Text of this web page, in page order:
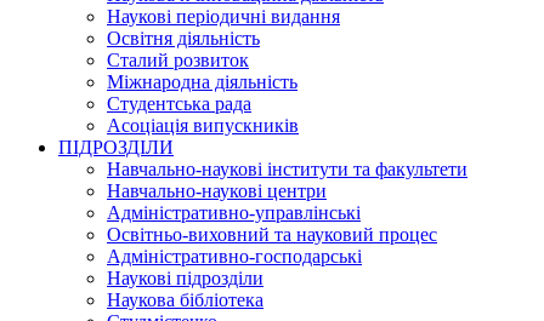
Наукові періодичні видання
Освітня діяльність
Сталий розвиток
Міжнародна діяльність
Студентська рада
Асоціація випускників
ПІДРОЗДІЛИ
Навчально-наукові інститути та факультети
Навчально-наукові центри
Адміністративно-управлінські
Освітньо-виховний та науковий процес
Адміністративно-господарські
Наукові підрозділи
Наукова бібліотека